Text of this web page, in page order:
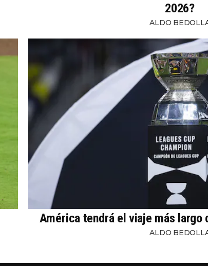
2026?
ALDO
América tendrá el viaje más largo
ALDO